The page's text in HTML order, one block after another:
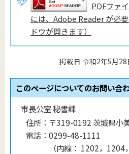
PDFファ
には、Adobe Reader が必
ドウが開きます）
掲載日 令和2年5月28
このページについてのお問い合
市長公室 秘書課
住所： 〒319-0192 茨城県小
電話： 0299-48-1111
（内線 ： 1202，1204